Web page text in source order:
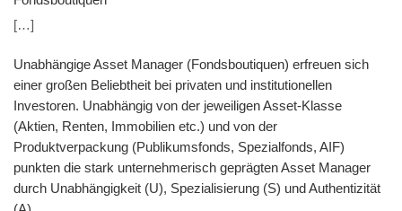
[…]
Unabhängige Asset Manager (Fondsboutiquen) erfreuen sich
einer großen Beliebtheit bei privaten und institutionellen
Investoren. Unabhängig von der jeweiligen Asset-Klasse
(Aktien, Renten, Immobilien etc.) und von der
Produktverpackung (Publikumsfonds, Spezialfonds, AIF)
punkten die stark unternehmerisch geprägten Asset Manager
durch Unabhängigkeit (U), Spezialisierung (S) und Authentizität